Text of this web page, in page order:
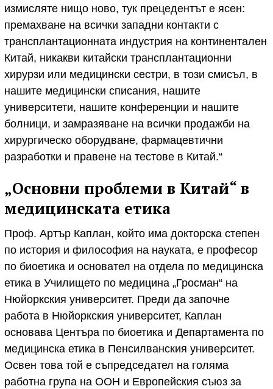
измисляте нищо ново, тук прецедентът е ясен:
премахване на всички западни контакти с
трансплантационната индустрия на континентален
Китай, никакви китайски трансплантационни
хирурзи или медицински сестри, в този смисъл, в
нашите медицински списания, нашите
университети, нашите конференции и нашите
болници, и замразяване на всички продажби на
хирургическо оборудване, фармацевтични
разработки и правене на тестове в Китай.“
„Основни проблеми в Китай“ в
медицинската етика
Проф. Артър Каплан, който има докторска степен
по история и философия на науката, е професор
по биоетика и основател на отдела по медицинска
етика в Училището по медицина „Гросман“ на
Нюйоркския университет. Преди да започне
работа в Нюйоркския университет, Каплан
основава Центъра по биоетика и Департамента по
медицинска етика в Пенсилванския университет.
Освен това той е съпредседател на голяма
работна група на ООН и Европейския съюз за